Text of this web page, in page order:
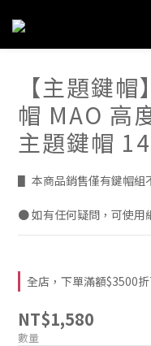
【主題鍵
帽 MAO 高
主題鍵帽
▋ 本商品銷售僅有鍵帽組
● 如有任何疑問，可使用
全店，下單滿額$3500
NT$1,580
數量